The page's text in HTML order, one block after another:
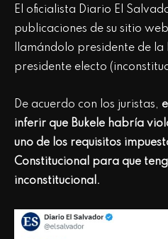
El oficialista Diario El
publicaciones de su sitio
llamándolo presidente de la
presidente electo
De acuerdo con los juristas,
inferir que Bukele habría
uno de los requisitos
Constitucional para que
inconstitucional.